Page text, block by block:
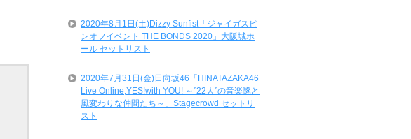
2020年8月1日(土)Dizzy Sunfist「ジャイガスピ
ンオフイベント THE BONDS 2020」大阪城ホ
ール セットリスト
2020年7月31日(金)日向坂46「HINATAZAKA46
Live Online,YES!with YOU! ～”22人”の音楽隊と
風変わりな仲間たち～」Stagecrowd セットリ
スト